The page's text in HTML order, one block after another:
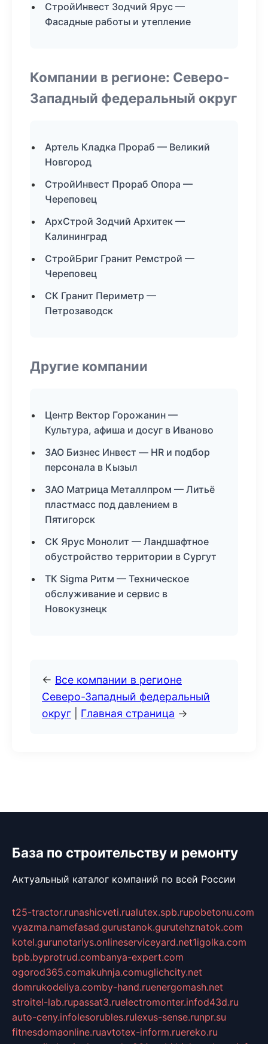
СтройИнвест Зодчий Ярус —
Фасадные работы и утепление
Компании в регионе: Северо-
Западный федеральный округ
Артель Кладка Прораб — Великий
Новгород
СтройИнвест Прораб Опора —
Череповец
АрхСтрой Зодчий Архитек —
Калининград
СтройБриг Гранит Ремстрой —
Череповец
СК Гранит Периметр —
Петрозаводск
Другие компании
Центр Вектор Горожанин —
Культура, афиша и досуг в Иваново
ЗАО Бизнес Инвест — HR и подбор
персонала в Кызыл
ЗАО Матрица Металлпром — Литьё
пластмасс под давлением в
Пятигорск
СК Ярус Монолит — Ландшафтное
обустройство территории в Сургут
ТК Sigma Ритм — Техническое
обслуживание и сервис в
Новокузнецк
← Все компании в регионе
Северо-Западный федеральный
округ
Главная страница →
База по строительству и ремонту
Актуальный каталог компаний по всей России
t25-tractor.runashicveti.rualutex.spb.rupobetonu.com
vyazma.namefasad.gurustanok.gurutehznatok.com
kotel.gurunotariys.onlineserviceyard.net1igolka.com
bpb.byprotrud.combanya-expert.com
ogorod365.comakuhnja.comuglichcity.net
domrukodeliya.comby-hand.ruenergomash.net
stroitel-lab.rupassat3.ruelectromonter.infod43d.ru
auto-ceny.infolesorubles.rulexus-sense.runpr.su
fitnesdomaonline.ruavtotex-inform.ruereko.ru